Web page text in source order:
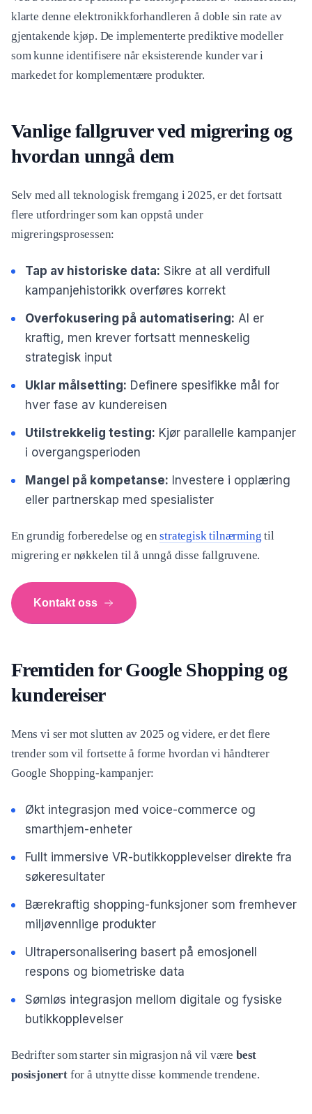
klarte denne elektronikkforhandleren å doble sin rate av
gjentakende kjøp. De implementerte prediktive modeller
som kunne identifisere når eksisterende kunder var i
markedet for komplementære produkter.
Vanlige fallgruver ved migrering og
hvordan unngå dem
Selv med all teknologisk fremgang i 2025, er det fortsatt
flere utfordringer som kan oppstå under
migreringsprosessen:
Tap av historiske data: Sikre at all verdifull
kampanjehistorikk overføres korrekt
Overfokusering på automatisering: AI er
kraftig, men krever fortsatt menneskelig
strategisk input
Uklar målsetting: Definere spesifikke mål for
hver fase av kundereisen
Utilstrekkelig testing: Kjør parallelle kampanjer
i overgangsperioden
Mangel på kompetanse: Investere i opplæring
eller partnerskap med spesialister
En grundig forberedelse og enstrategisk tilnærming til
migrering er nøkkelen til å unngå disse fallgruvene.
Kontakt oss
Fremtiden for Google Shopping og
kundereiser
Mens vi ser mot slutten av 2025 og videre, er det flere
trender som vil fortsette å forme hvordan vi håndterer
Google Shopping-kampanjer:
Økt integrasjon med voice-commerce og
smarthjem-enheter
Fullt immersive VR-butikkopplevelser direkte fra
søkeresultater
Bærekraftig shopping-funksjoner som fremhever
miljøvennlige produkter
Ultrapersonalisering basert på emosjonell
respons og biometriske data
Sømløs integrasjon mellom digitale og fysiske
butikkopplevelser
Bedrifter som starter sin migrasjon nå vil værebest
posisjonertfor å utnytte disse kommende trendene.